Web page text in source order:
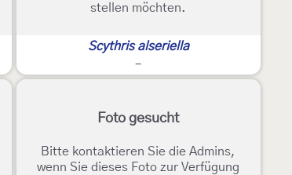
stellen möchten.
Scythris alseriella
-
Foto gesucht
Bitte kontaktieren Sie die Admins,
wenn Sie dieses Foto zur Verfügung